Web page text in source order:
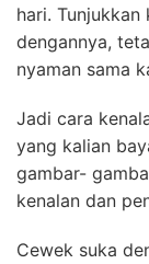
hari.
dengannya,
nyaman sama
Jadi cara
yang kalian
gambar-
kenalan dan
Cewek suka